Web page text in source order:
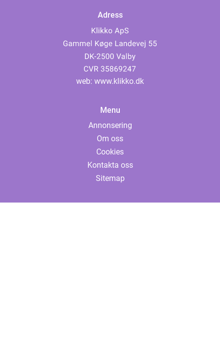
Adress
web: www.klikko.dk
Menu
Annonsering
Om oss
Cookies
Kontakta oss
Sitemap